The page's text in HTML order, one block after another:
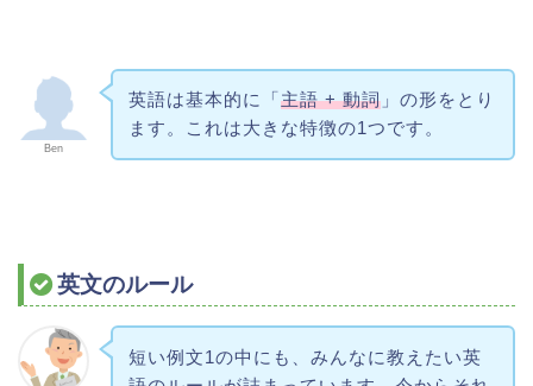
Ben
英語は基本的に「主語 + 動詞」の形をとり
ます。これは大きな特徴の1つです。
英文のルール
短い例文1の中にも、みんなに教えたい英